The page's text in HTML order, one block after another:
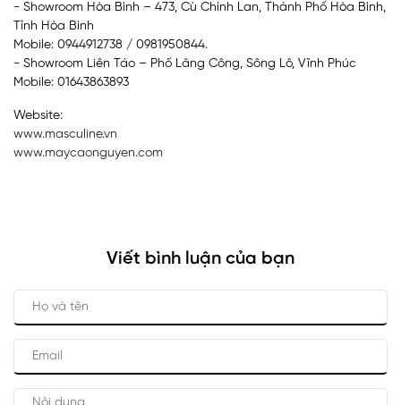
- Showroom Hòa Bình – 473, Cù Chính Lan, Thành Phố Hòa Bình,
Tỉnh Hòa Bình
Mobile: 0944912738 / 0981950844.
- Showroom Liên Táo – Phố Lăng Công, Sông Lô, Vĩnh Phúc
Mobile: 01643863893
Website:
www.masculine.vn
www.maycaonguyen.com
Viết bình luận của bạn